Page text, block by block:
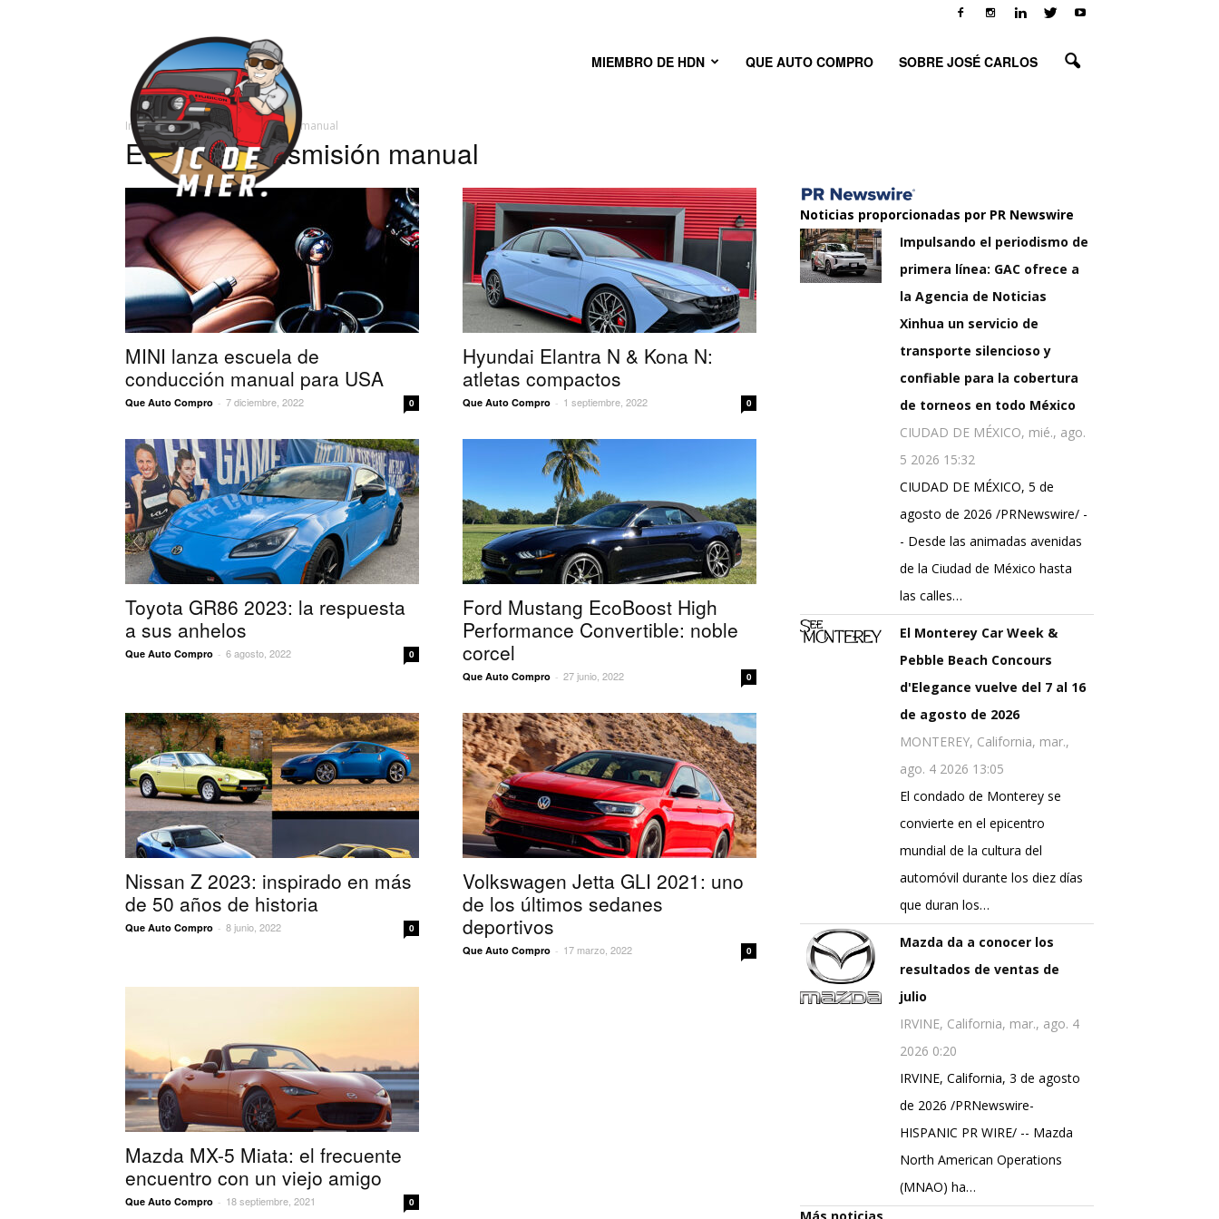
Carlos
MIEMBRO DE HDN QUE AUTO COMPRO SOBRE JOSÉ CARLOS
Inicio Etiquetas Transmisión manual
Etiqueta: transmisión manual
MINI lanza escuela de
conducción manual para USA
Que Auto Compro - 7 diciembre, 2022 0
Hyundai Elantra N & Kona N:
atletas compactos
Que Auto Compro - 1 septiembre, 2022 0
Toyota GR86 2023: la respuesta
a sus anhelos
Que Auto Compro - 6 agosto, 2022 0
Ford Mustang EcoBoost High
Performance Convertible: noble
corcel
Que Auto Compro - 27 junio, 2022 0
Nissan Z 2023: inspirado en más
de 50 años de historia
Que Auto Compro - 8 junio, 2022 0
Volkswagen Jetta GLI 2021: uno
de los últimos sedanes
deportivos
Que Auto Compro - 17 marzo, 2022 0
Mazda MX-5 Miata: el frecuente
encuentro con un viejo amigo
Que Auto Compro - 18 septiembre, 2021 0
Noticias proporcionadas por PR Newswire
Impulsando el periodismo de
primera línea: GAC ofrece a
la Agencia de Noticias
Xinhua un servicio de
transporte silencioso y
confiable para la cobertura
de torneos en todo México
CIUDAD DE MÉXICO, mié., ago.
5 2026 15:32
CIUDAD DE MÉXICO, 5 de
agosto de 2026 /PRNewswire/ -
- Desde las animadas avenidas
de la Ciudad de México hasta
las calles…
El Monterey Car Week &
Pebble Beach Concours
d'Elegance vuelve del 7 al 16
de agosto de 2026
MONTEREY, California, mar.,
ago. 4 2026 13:05
El condado de Monterey se
convierte en el epicentro
mundial de la cultura del
automóvil durante los diez días
que duran los…
Mazda da a conocer los
resultados de ventas de
julio
IRVINE, California, mar., ago. 4
2026 0:20
IRVINE, California, 3 de agosto
de 2026 /PRNewswire-
HISPANIC PR WIRE/ -- Mazda
North American Operations
(MNAO) ha…